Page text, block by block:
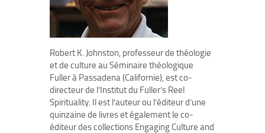
Robert K. Johnston, professeur de théologie
et de culture au Séminaire théologique
Fuller à Passadena (Californie), est co-
directeur de l’Institut du Fuller’s Reel
Spirituality. Il est l’auteur ou l’éditeur d’une
quinzaine de livres et également le co-
éditeur des collections Engaging Culture and